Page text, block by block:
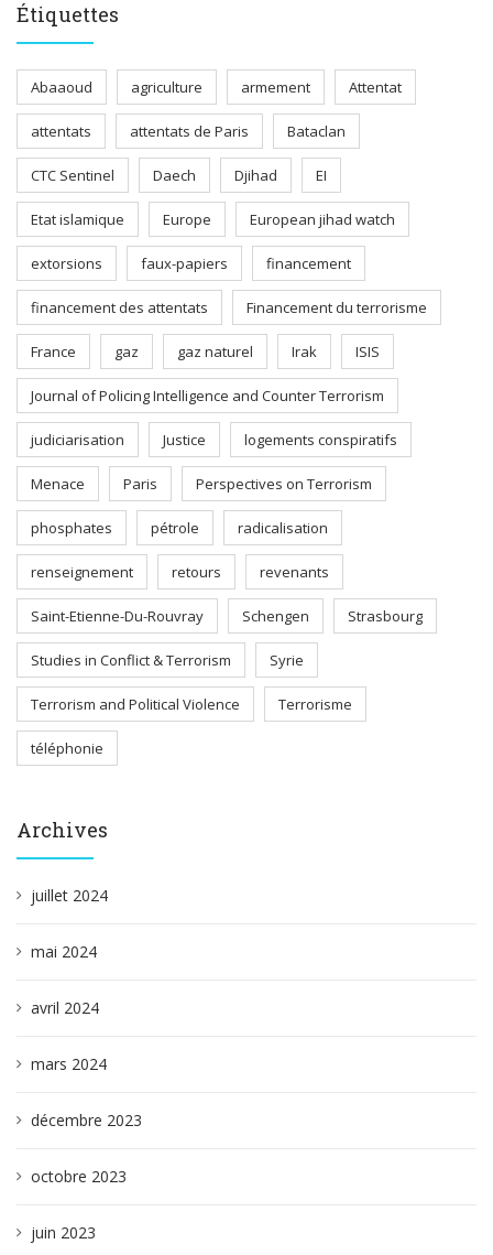
Étiquettes
Abaaoud agriculture armement Attentat
attentats attentats de Paris Bataclan
CTC Sentinel Daech Djihad EI
Etat islamique Europe European jihad watch
extorsions faux-papiers financement
financement des attentats Financement du terrorisme
France gaz gaz naturel Irak ISIS
Journal of Policing Intelligence and Counter Terrorism
judiciarisation Justice logements conspiratifs
Menace Paris Perspectives on Terrorism
phosphates pétrole radicalisation
renseignement retours revenants
Saint-Etienne-Du-Rouvray Schengen Strasbourg
Studies in Conflict & Terrorism Syrie
Terrorism and Political Violence Terrorisme
téléphonie
Archives
juillet 2024
mai 2024
avril 2024
mars 2024
décembre 2023
octobre 2023
juin 2023